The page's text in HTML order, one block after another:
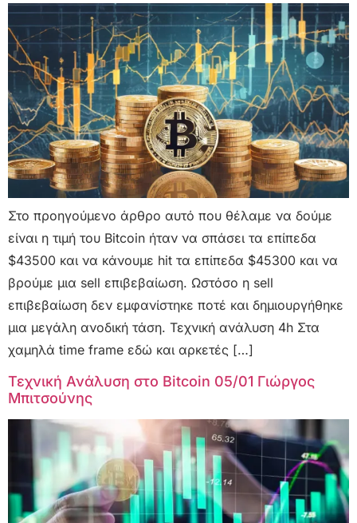
Στο προηγούμενο άρθρο αυτό που θέλαμε να δούμε
είναι η τιμή του Bitcoin ήταν να σπάσει τα επίπεδα
$43500 και να κάνουμε hit τα επίπεδα $45300 και να
βρούμε μια sell επιβεβαίωση. Ωστόσο η sell
επιβεβαίωση δεν εμφανίστηκε ποτέ και δημιουργήθηκε
μια μεγάλη ανοδική τάση. Τεχνική ανάλυση 4h Στα
χαμηλά time frame εδώ και αρκετές […]
Τεχνική Ανάλυση στο Bitcoin 05/01 Γιώργος
Μπιτσούνης